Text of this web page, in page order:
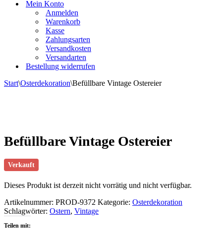
Mein Konto
Anmelden
Warenkorb
Kasse
Zahlungsarten
Versandkosten
Versandarten
Bestellung widerrufen
Start\Osterdekoration\Befüllbare Vintage Ostereier
Befüllbare Vintage Ostereier
Verkauft
Dieses Produkt ist derzeit nicht vorrätig und nicht verfügbar.
Artikelnummer: PROD-9372 Kategorie: Osterdekoration
Schlagwörter: Ostern, Vintage
Teilen mit: